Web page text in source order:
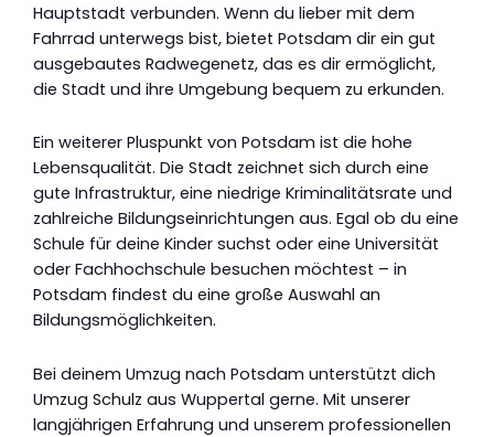
Hauptstadt verbunden. Wenn du lieber mit dem
Fahrrad unterwegs bist, bietet Potsdam dir ein gut
ausgebautes Radwegenetz, das es dir ermöglicht,
die Stadt und ihre Umgebung bequem zu erkunden.
Ein weiterer Pluspunkt von Potsdam ist die hohe
Lebensqualität. Die Stadt zeichnet sich durch eine
gute Infrastruktur, eine niedrige Kriminalitätsrate und
zahlreiche Bildungseinrichtungen aus. Egal ob du eine
Schule für deine Kinder suchst oder eine Universität
oder Fachhochschule besuchen möchtest – in
Potsdam findest du eine große Auswahl an
Bildungsmöglichkeiten.
Bei deinem Umzug nach Potsdam unterstützt dich
Umzug Schulz aus Wuppertal gerne. Mit unserer
langjährigen Erfahrung und unserem professionellen